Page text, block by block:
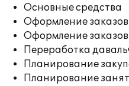
Основные средства
Оформление заказов
Оформление
Переработка
Планирование
Планирование